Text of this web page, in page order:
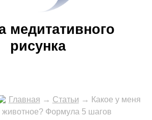
медитативного
рисунка
Главная → Статьи → Какое у меня
животное? Формула 5 шагов